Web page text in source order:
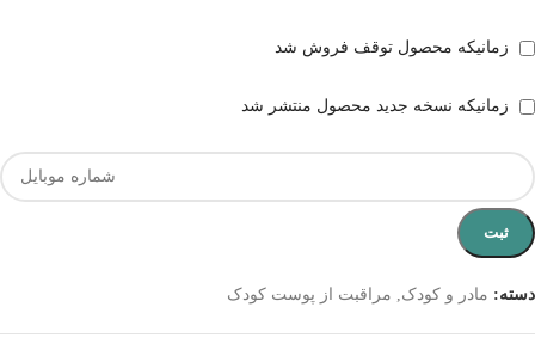
زمانیکه محصول توقف فروش شد
زمانیکه نسخه جدید محصول منتشر شد
ثبت
دسته: مادر و کودک مراقبت از پوست کودک